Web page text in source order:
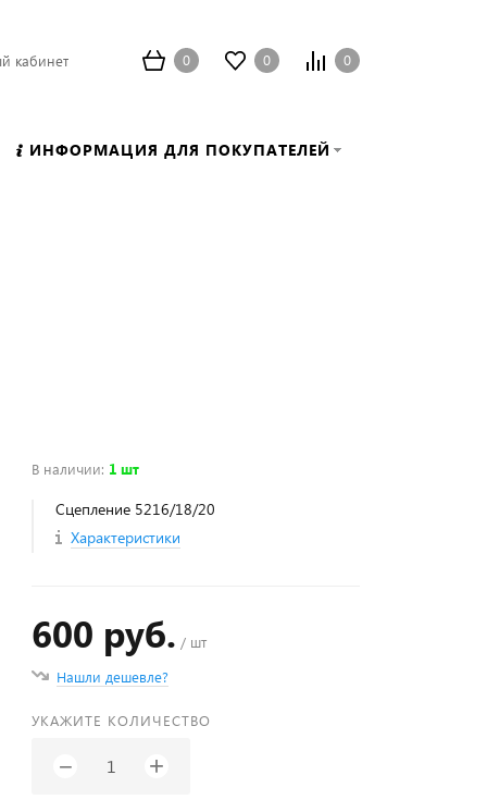
кабинет 0 0 0
ИНФОРМАЦИЯ ДЛЯ ПОКУПАТЕЛЕЙ
В наличии: 1 шт
Сцепление 5216/18/20
Характеристики
600 руб. / шт
Нашли дешевле?
УКАЖИТЕ КОЛИЧЕСТВО
− +